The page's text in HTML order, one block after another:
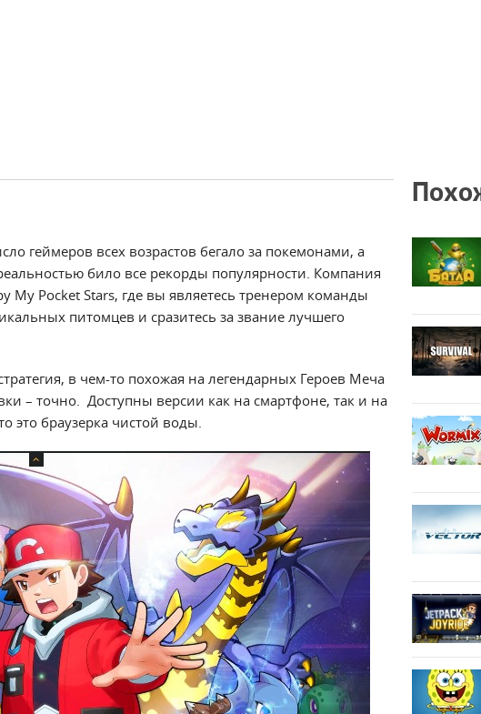
геймеров всех возрастов бегало за покемонами, а
било все рекорды популярности. Компания
My Pocket Stars, где вы являетесь тренером команды
питомцев и сразитесь за звание лучшего
в чем-то похожая на легендарных Героев Меча
– точно. Доступны версии как на смартфоне, так и на
это браузерка чистой воды.